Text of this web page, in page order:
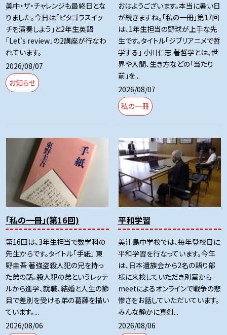
美中・ザ・チャレンジも最終日とな
りました。今日は「ピタゴラスイッ
チを演奏しよう」と2年生英語
「Let's review」の2講座が行なわ
れています。
2026/08/07
お知らせ
おはようございます。本当に暑い日
が続きますね。「私の一冊」第17回
は、1年生担当の野球が上手な先
生です。タイトル「ジブリアニメで哲
学する」 小川仁志 著哲学とは、世
界や人間、生き方などの「当たり
前」を...
2026/08/07
私の一冊
「私の一冊」(第16回)
第16回は、3年生担当で数学科の
先生からです。タイトル「手紙」 東
野圭吾 著強盗殺人犯の兄を持っ
た弟の話。殺人犯の弟というレッテ
ルから進学、就職、結婚と人生の節
目で差別を受ける弟の葛藤を描い
ています。...
2026/08/06
平和学習
美津島中学校では、毎年登校日に
平和学習を行なっています。今年
は、日本遺族会から2名の語り部
様に来校していただき別室から
meetによるオンラインで戦争の悲
惨さをお話していただいています。
みんな静かに真剣...
2026/08/06